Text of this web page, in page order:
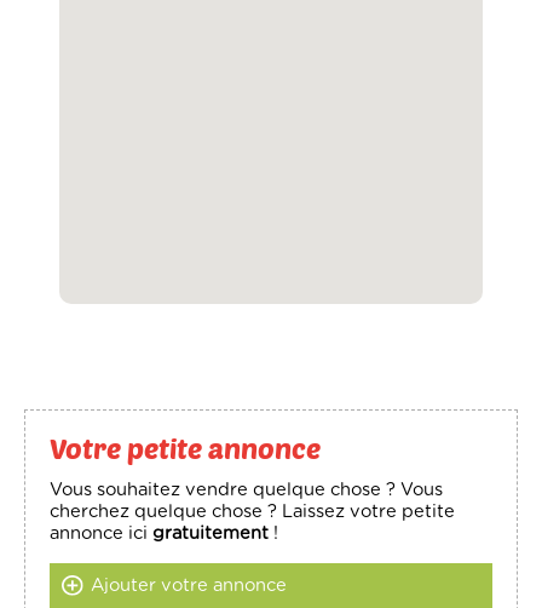
Votre petite annonce
Vous souhaitez vendre quelque chose ? Vous
cherchez quelque chose ? Laissez votre petite
annonce icigratuitement !
Ajouter votre annonce